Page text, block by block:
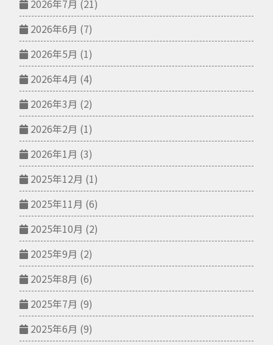
2026年7月 (21)
2026年6月 (7)
2026年5月 (1)
2026年4月 (4)
2026年3月 (2)
2026年2月 (1)
2026年1月 (3)
2025年12月 (1)
2025年11月 (6)
2025年10月 (2)
2025年9月 (2)
2025年8月 (6)
2025年7月 (9)
2025年6月 (9)